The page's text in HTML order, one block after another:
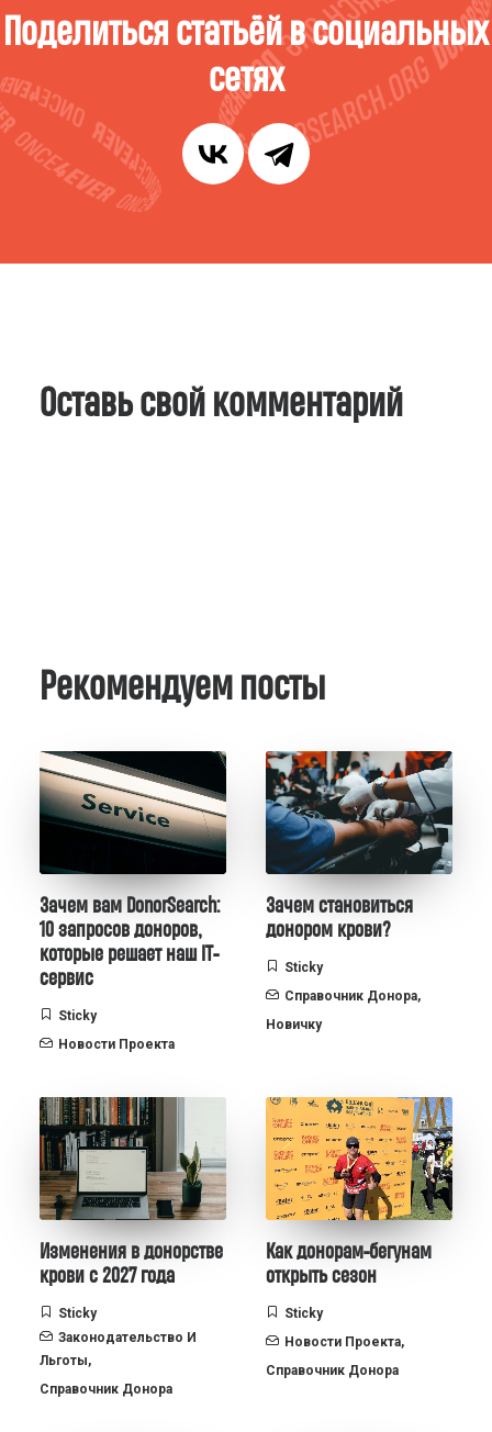
Поделиться статьёй в социальных
сетях
Оставь свой комментарий
Рекомендуем посты
Зачем вам DonorSearch:
10 запросов доноров,
которые решает наш IT-
сервис
Sticky
Новости Проекта
Зачем становиться
донором крови?
Sticky
Справочник Донора,
Новичку
Изменения в донорстве
крови с 2027 года
Sticky
Законодательство И
Льготы,
Справочник Донора
Как донорам-бегунам
открыть сезон
Sticky
Новости Проекта,
Справочник Донора